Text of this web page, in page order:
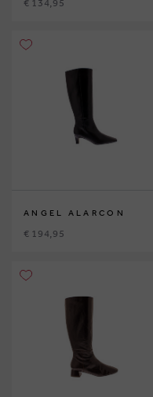
€ 134,95
ANGEL ALARCON
€ 194,95